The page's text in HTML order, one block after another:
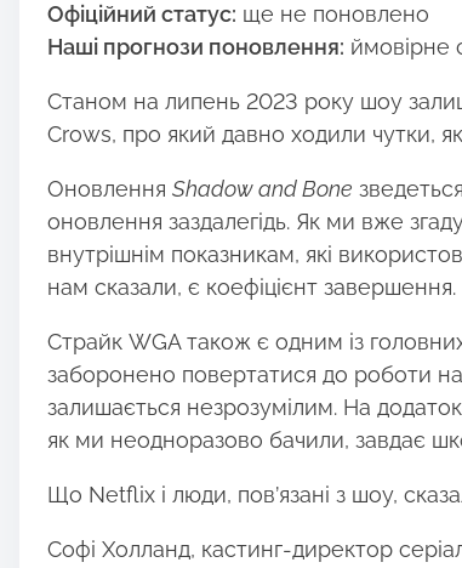
Офіційний статус: ще не поновлено
Наші прогнози поновлення: ймовірне
Станом на липень 2023 року шоу
Crows, про який давно ходили чутки,
Оновлення Shadow and Bone
оновлення заздалегідь. Як ми вже
внутрішнім показникам, які
нам сказали, є коефіцієнт завершення.
Страйк WGA також є одним із
заборонено повертатися до роботи
залишається незрозумілим. На
як ми неодноразово бачили, завдає
Що Netflix і люди, пов’язані з шоу,
Софі Холланд, кастинг-директор